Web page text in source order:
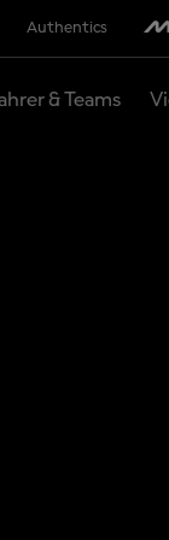
Authentics
& Teams